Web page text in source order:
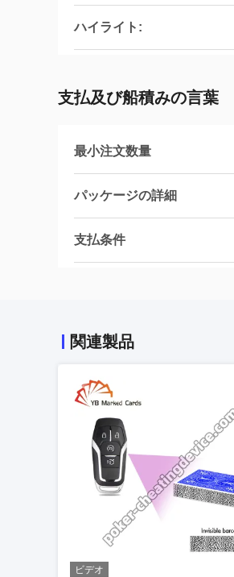
ハイライト:
支払及び船積みの言葉
最小注文数量
パッケージの詳細
支払条件
関連製品
ビデオ